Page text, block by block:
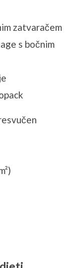
zatvaračem
s bočnim